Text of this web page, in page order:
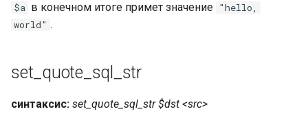
snappy
socket
$a в конечном итоге примет значение "hello,
world" .
set_quote_sql_str
синтаксис: set_quote_sql_str $dst <src>